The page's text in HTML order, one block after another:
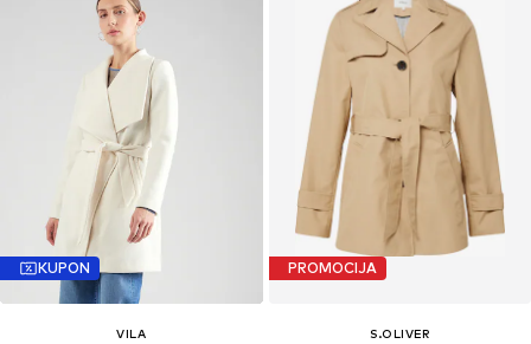
KUPON
VILA
PROMOCIJA
S.OLIVER